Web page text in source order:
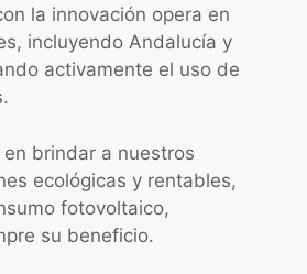
la innovación opera en
incluyendo Andalucía y
activamente el uso de
brindar a nuestros
ecológicas y rentables,
fotovoltaico,
su beneficio.